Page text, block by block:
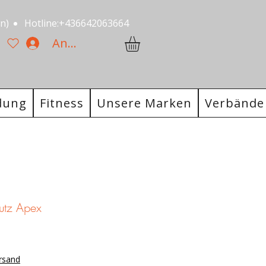
Hotline:+436642063664
Anmelden
Fitness Unsere Marken Verbände
Apex